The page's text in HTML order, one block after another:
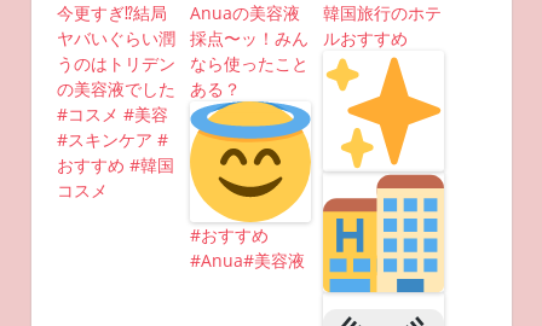
今更すぎ⁉︎結局
ヤバいぐらい潤
うのはトリデン
の美容液でした
#コスメ #美容
#スキンケア #
おすすめ #韓国
コスメ
Anuaの美容液
採点〜ッ！みん
なら使ったこと
ある？
#おすすめ
#Anua#美容液
韓国旅行のホテ
ルおすすめ